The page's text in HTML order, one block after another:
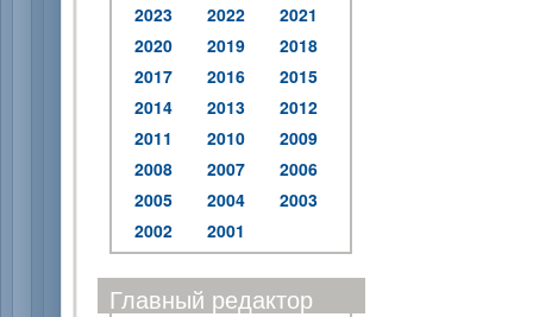
2023
2022
2021
2020
2019
2018
2017
2016
2015
2014
2013
2012
2011
2010
2009
2008
2007
2006
2005
2004
2003
2002
2001
Главный редактор